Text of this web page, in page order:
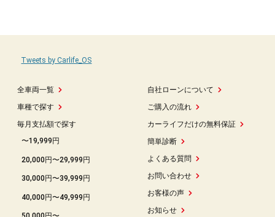
全車両一覧
車種で探す
毎月支払額で探す
〜19,999円
20,000円〜29,999円
30,000円〜39,999円
40,000円〜49,999円
自社ローンについて
ご購入の流れ
カーライフだけの無料保証
簡単診断
よくある質問
お問い合わせ
お客様の声
お知らせ
Tweets by Carlife_OS